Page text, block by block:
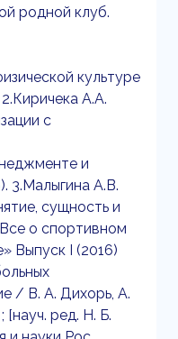
родной клуб.
культуре
А.А.
с
и
3.Малыгина А.В.
сущность и
о спортивном
Выпуск I (2016)
/ В. А. Дихорь, А.
[науч. ред. Н. Б.